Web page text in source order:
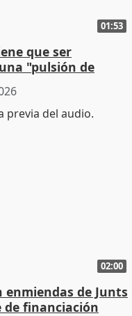
01:53
que ser
"pulsión de
02:00
enmiendas de Junts
financiación